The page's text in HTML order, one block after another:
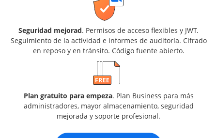
Seguridad mejorad. Permisos de acceso flexibles y JWT.
Seguimiento de la actividad e informes de auditoría. Cifrado
en reposo y en tránsito. Código fuente abierto.
Plan gratuito para empeza. Plan Business para más
administradores, mayor almacenamiento, seguridad
mejorada y soporte profesional.